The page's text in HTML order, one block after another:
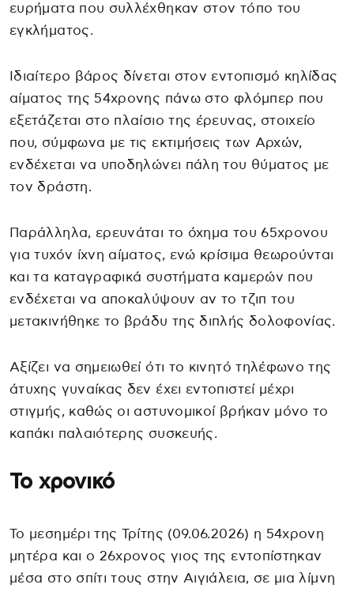
ευρήματα που συλλέχθηκαν στον τόπο του
εγκλήματος.
Ιδιαίτερο βάρος δίνεται στον εντοπισμό κηλίδας
αίματος της 54χρονης πάνω στο φλόμπερ που
εξετάζεται στο πλαίσιο της έρευνας, στοιχείο
που, σύμφωνα με τις εκτιμήσεις των Αρχών,
ενδέχεται να υποδηλώνει πάλη του θύματος με
τον δράστη.
Παράλληλα, ερευνάται το όχημα του 65χρονου
για τυχόν ίχνη αίματος, ενώ κρίσιμα θεωρούνται
και τα καταγραφικά συστήματα καμερών που
ενδέχεται να αποκαλύψουν αν το τζιπ του
μετακινήθηκε το βράδυ της διπλής δολοφονίας.
Αξίζει να σημειωθεί ότι το κινητό τηλέφωνο της
άτυχης γυναίκας δεν έχει εντοπιστεί μέχρι
στιγμής, καθώς οι αστυνομικοί βρήκαν μόνο το
καπάκι παλαιότερης συσκευής.
Το χρονικό
Το μεσημέρι της Τρίτης (09.06.2026) η 54χρονη
μητέρα και ο 26χρονος γιος της εντοπίστηκαν
μέσα στο σπίτι τους στην Αιγιάλεια, σε μια λίμνη